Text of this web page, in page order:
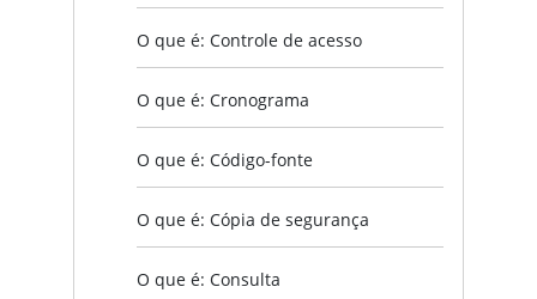
O que é: Controle de acesso
O que é: Cronograma
O que é: Código-fonte
O que é: Cópia de segurança
O que é: Consulta